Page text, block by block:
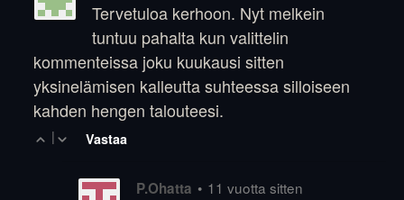
Tervetuloa kerhoon. Nyt melkein
tuntuu pahalta kun valittelin
kommenteissa joku kuukausi sitten
yksinelämisen kalleutta suhteessa silloiseen
kahden hengen talouteesi.
| Vastaa
P.Ohatta • 11 vuotta sitten